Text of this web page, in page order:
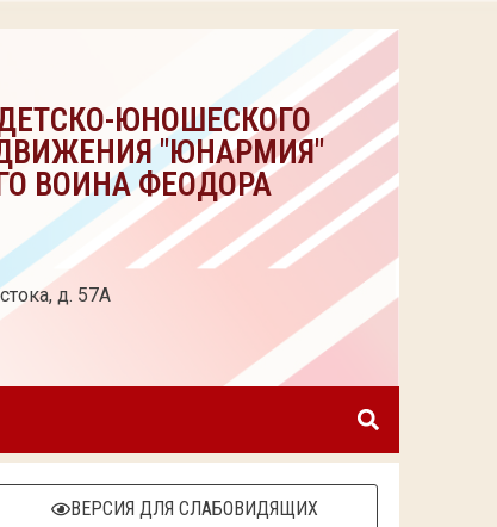
ЮНОШЕСКОГО
"ЮНАРМИЯ"
ВОИНА ФЕОДОРА
д. 57А
ВЕРСИЯ ДЛЯ СЛАБОВИДЯЩИХ